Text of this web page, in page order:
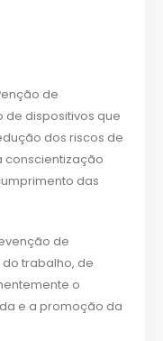
de
de dispositivos que
dos riscos de
conscientização
das
de
trabalho, de
o
e a promoção da